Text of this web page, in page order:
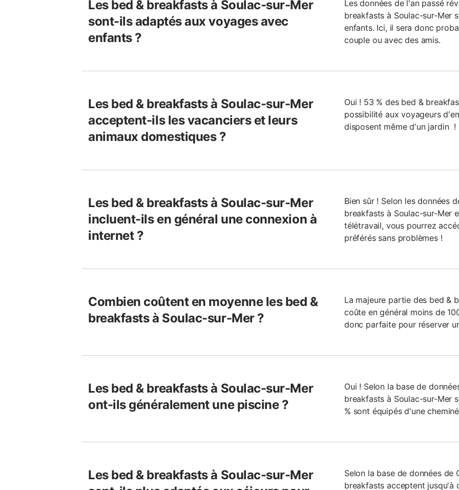
Les bed & breakfasts à Soulac-sur-Mer
sont-ils adaptés aux voyages avec
enfants ?
Les données de l'an passé
breakfasts à Soulac-sur-Mer
enfants. Ici, il sera donc
couple ou avec des amis.
Les bed & breakfasts à Soulac-sur-Mer
acceptent-ils les vacanciers et leurs
animaux domestiques ?
Oui ! 53 % des bed &
possibilité aux voyageurs
disposent même d'un jardin !
Les bed & breakfasts à Soulac-sur-Mer
incluent-ils en général une connexion à
internet ?
Bien sûr ! Selon les données
breakfasts à Soulac-sur-Mer
télétravail, vous pourrez
préférés sans problèmes !
Combien coûtent en moyenne les bed &
breakfasts à Soulac-sur-Mer ?
La majeure partie des bed &
coûte en général moins de
donc parfaite pour réserver
Les bed & breakfasts à Soulac-sur-Mer
ont-ils généralement une piscine ?
Oui ! Selon la base de
breakfasts à Soulac-sur-Mer
% sont équipés d'une
Les bed & breakfasts à Soulac-sur-Mer
Selon la base de données de
breakfasts acceptent jusqu'à